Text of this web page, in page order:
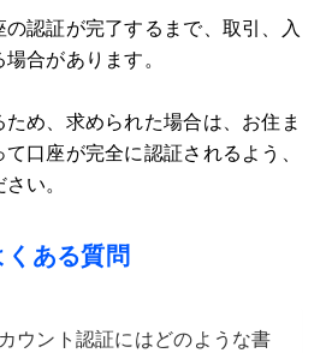
認証が完了するまで、取引、入
合があります。
め、求められた場合は、お住ま
口座が完全に認証されるよう、
い。
くある質問
ウント認証にはどのような書